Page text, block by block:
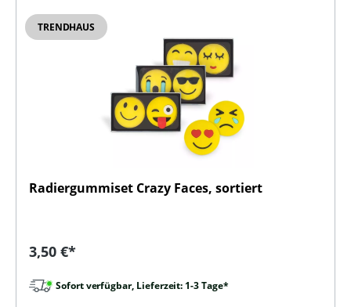
TRENDHAUS
Radiergummiset Crazy Faces, sortiert
Regulärer Preis:
3,50 €*
Sofort verfügbar, Lieferzeit: 1-3 Tage*